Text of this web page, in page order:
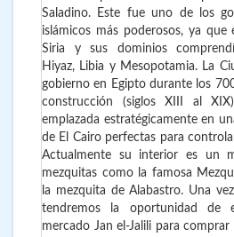
Saladino. Este fue uno de los
islámicos más poderosos, ya
Siria y sus dominios
Hiyaz, Libia y Mesopotamia. La
gobierno en Egipto durante los
construcción (siglos XIII al
emplazada estratégicamente en
de El Cairo perfectas para
Actualmente su interior es un
mezquitas como la famosa
la mezquita de Alabastro. Una
tendremos la oportunidad de
mercado Jan el-Jalili para